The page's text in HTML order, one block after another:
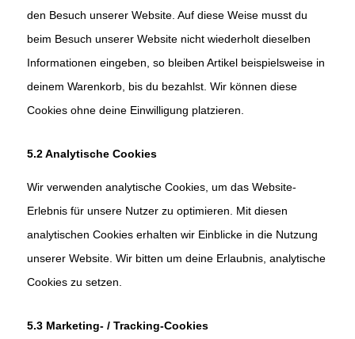
den Besuch unserer Website. Auf diese Weise musst du
beim Besuch unserer Website nicht wiederholt dieselben
Informationen eingeben, so bleiben Artikel beispielsweise in
deinem Warenkorb, bis du bezahlst. Wir können diese
Cookies ohne deine Einwilligung platzieren.
5.2 Analytische Cookies
Wir verwenden analytische Cookies, um das Website-
Erlebnis für unsere Nutzer zu optimieren. Mit diesen
analytischen Cookies erhalten wir Einblicke in die Nutzung
unserer Website. Wir bitten um deine Erlaubnis, analytische
Cookies zu setzen.
5.3 Marketing- / Tracking-Cookies